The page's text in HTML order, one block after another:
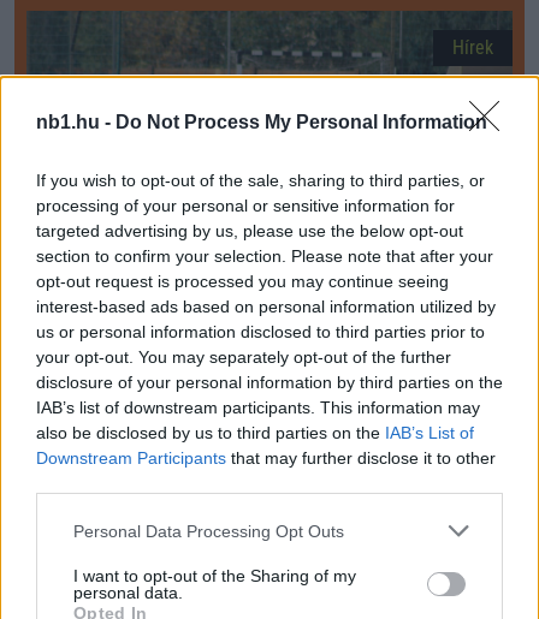
nb1.hu - Do Not Process My Personal Information
If you wish to opt-out of the sale, sharing to third parties, or
processing of your personal or sensitive information for
targeted advertising by us, please use the below opt-out
section to confirm your selection. Please note that after your
opt-out request is processed you may continue seeing
interest-based ads based on personal information utilized by
us or personal information disclosed to third parties prior to
your opt-out. You may separately opt-out of the further
disclosure of your personal information by third parties on the
IAB’s list of downstream participants. This information may
also be disclosed by us to third parties on the IAB’s List of
Downstream Participants that may further disclose it to other
Please note that this website/app uses one or more Google
not limited to your visit or usage behaviour. You may click to
grant or deny consent to Google and its third-party tags to
Personal Data Processing Opt Outs
I want to opt-out of the Sharing of my
personal data.
Opted In
Hírek
Kecskemét: külföldre igazolt a fiatal középpályás
Artner Dávid karrierjében új fejezet kezdődött: a 20 éves
középpályás a horvát másodosztályban érdekelt HNK Vukovarhoz
2024.11.16 10:56